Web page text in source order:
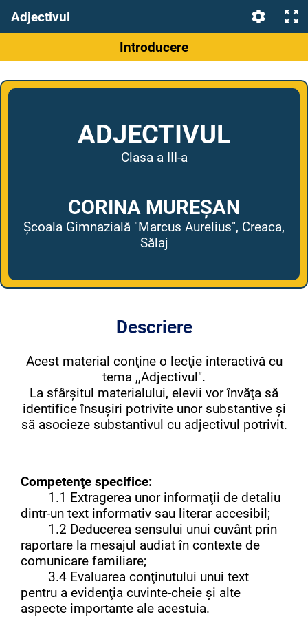
Adjectivul
Introducere
ADJECTIVUL
Clasa a III-a
CORINA MUREȘAN
Şcoala Gimnazială "Marcus Aurelius", Creaca,
Sălaj
Descriere
Acest material conţine o lecţie interactivă cu
tema ,,Adjectivul".
La sfârşitul materialului, elevii vor învăţa să
identifice însuşiri potrivite unor substantive şi
să asocieze substantivul cu adjectivul potrivit.
Competenţe specifice:
1.1 Extragerea unor informaţii de detaliu
dintr-un text informativ sau literar accesibil;
1.2 Deducerea sensului unui cuvânt prin
raportare la mesajul audiat în contexte de
comunicare familiare;
3.4 Evaluarea conţinutului unui text
pentru a evidenţia cuvinte-cheie şi alte
aspecte importante ale acestuia.